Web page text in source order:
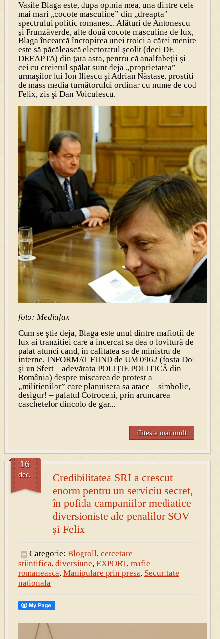
Vasile Blaga este, dupa opinia mea, una dintre cele
mai mari „cocote masculine” din „dreapta”
spectrului politic romanesc. Alături de Antonescu
şi Frunzăverde, alte două cocote masculine de lux,
Blaga încearcă încropirea unei troici a cărei menire
este să păcălească electoratul şcolit (deci DE
DREAPTA) din ţara asta, pentru că analfabeţii şi
cei cu creierul spălat sunt deja „proprietatea”
urmaşilor lui Ion Iliescu şi Adrian Năstase, prostiti
de mass media turnătorului ordinar cu nume de cod
Felix, zis şi Dan Voiculescu.
foto: Mediafax
Cum se ştie deja, Blaga este unul dintre mafiotii de
lux ai tranzitiei care a incercat sa dea o lovitură de
palat atunci cand, in calitatea sa de ministru de
interne, INFORMAT FIIND de UM 0962 (fosta Doi
şi un Sfert – adevărata POLIŢIE POLITICĂ din
România) despre miscarea de protest a
„militienilor” care planuisera sa atace – simbolic,
desigur! – palatul Cotroceni, prin aruncarea
caschetelor dincolo de gar...
Citeste mai mult
Credibilitatea SRI a crescut
enorm pentru un serviciu secret,
în pofida campaniilor mediatice
diversioniste ale penalilor SOV
și Felix
16
dec.
Categorie: Blogroll, cercetare
stiintifica, diversiune, EXPORT, mafie
romaneasca, Manipulare prin presa, Securitate
nationala